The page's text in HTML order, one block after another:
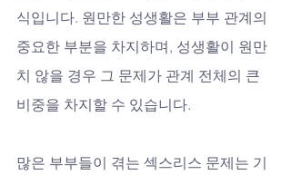
식입니다. 원만한 성생활은 부부 관계의
중요한 부분을 차지하며, 성생활이 원만
치 않을 경우 그 문제가 관계 전체의 큰
비중을 차지할 수 있습니다.
많은 부부들이 겪는 섹스리스 문제는 기